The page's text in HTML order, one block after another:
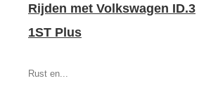
Rijden met Volkswagen ID.3
1ST Plus
Rust en...